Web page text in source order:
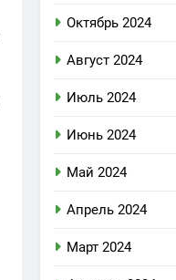
Октябрь 2024
Август 2024
Июль 2024
Июнь 2024
Май 2024
Апрель 2024
Март 2024